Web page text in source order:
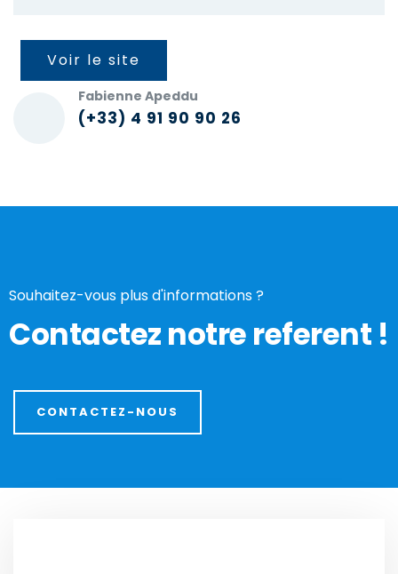
Voir le site
Fabienne Apeddu
(+33) 4 91 90 90 26
Souhaitez-vous plus d'informations ?
Contactez notre referent !
CONTACTEZ-NOUS